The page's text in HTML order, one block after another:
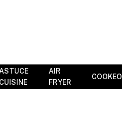
ASTUCE
CUISINE
AIR
FRYER
COOKEO